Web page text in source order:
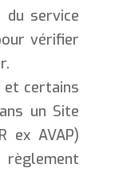
du service
vérifier
et certains
un Site
ex AVAP)